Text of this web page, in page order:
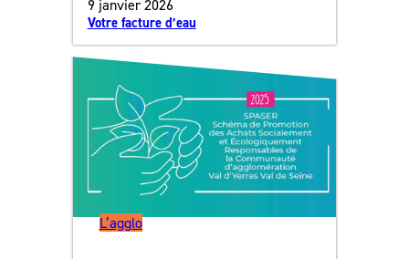
9 janvier 2026
Votre facture d’eau
L’agglo